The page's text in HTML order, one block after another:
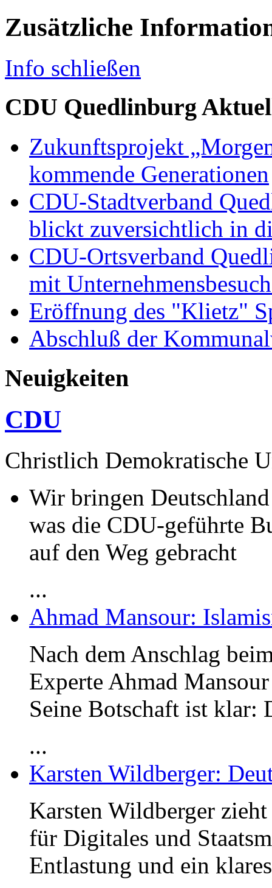
Zusätzliche
Info schließen
CDU Quedlinburg
Zukunftsprojekt
kommende Generationen
CDU-Stadtverband
blickt zuversichtlich in
CDU-Ortsverband
mit
Eröffnung des "Klietz"
Abschluß der
Neuigkeiten
CDU
Christlich Demokratische
Wir bringen
was die CDU-geführte
auf den Weg gebracht
...
Ahmad Mansour:
Nach dem Anschlag
Experte Ahmad
Seine Botschaft ist klar:
...
Karsten Wildberger:
Karsten Wildberger
für Digitales und
Entlastung und ein klares